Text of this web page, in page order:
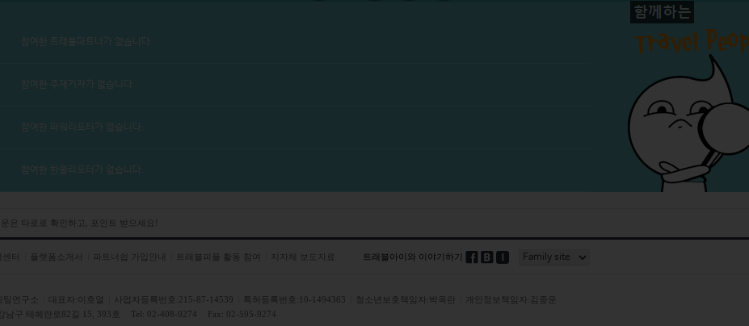
참여한 트래블파트너가 없습니다.
참여한 주재기자가 없습니다.
참여한 파워리포터가 없습니다.
참여한 한줄리포터가 없습니다.
은 타로로 확인하고, 포인트 받으세요!
센터 플랫폼소개서 파트너쉽 가입안내 트래블피플 활동 참여 지자체 보도자료 트래블아이와 이야기하기
팅연구소 대표자:이호열 사업자등록번호:215-87-14539 특허등록번호:10-1494363 청소년보호책임자:박옥란
개인정보책임자:김종운
남구 테헤란로82길 15, 393호
Tel: 02-408-9274 Fax: 02-595-9274